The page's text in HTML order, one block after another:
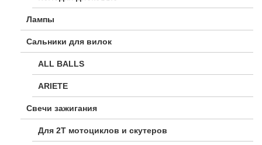
Лампы
Сальники для вилок
ALL BALLS
ARIETE
Свечи зажигания
Для 2Т мотоциклов и скутеров